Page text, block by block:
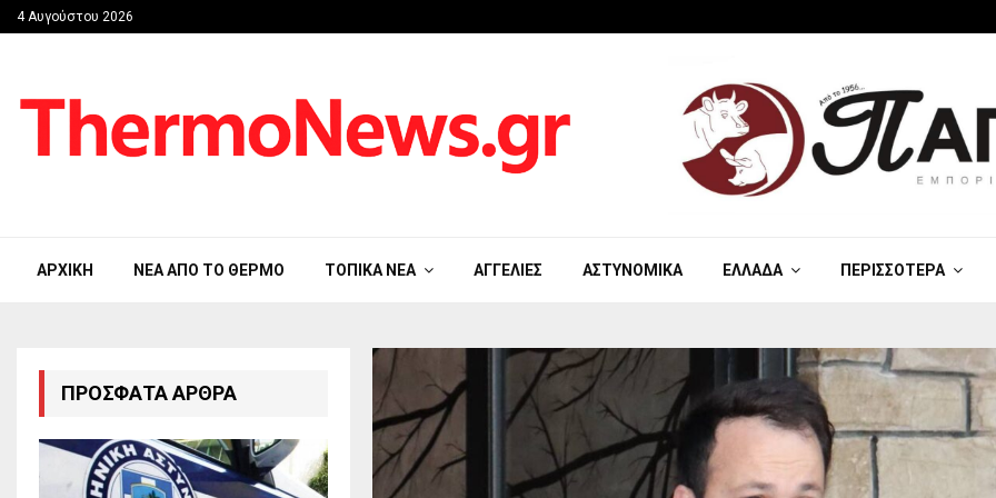
4 Αυγούστου 2026
ΑΡΧΙΚΉ ΝΈΑ ΑΠΟ ΤΟ ΘΈΡΜΟ ΤΟΠΙΚΆ ΝΈΑ ΑΓΓΕΛΊΕΣ ΑΣΤΥΝΟΜΙΚΆ ΕΛΛΆΔΑ ΠΕΡΙΣΣΌΤΕΡΑ
ΠΡΌΣΦΑΤΑ ΆΡΘΡΑ